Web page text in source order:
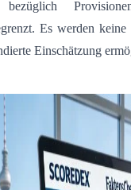
Es werden keine
Einschätzung